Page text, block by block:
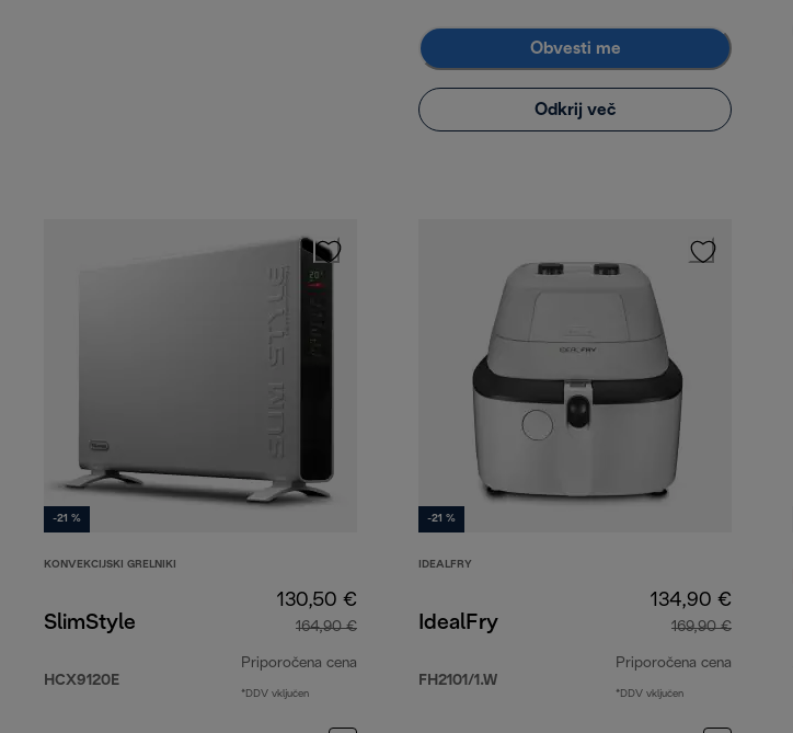
Obvesti me
Odkrij več
-21 %
KONVEKCIJSKI GRELNIKI
SlimStyle
HCX9120E
130,50 €
164,90 €
Priporočena cena
*DDV vključen
-21 %
IDEALFRY
IdealFry
FH2101/1.W
134,90 €
169,90 €
Priporočena cena
*DDV vključen